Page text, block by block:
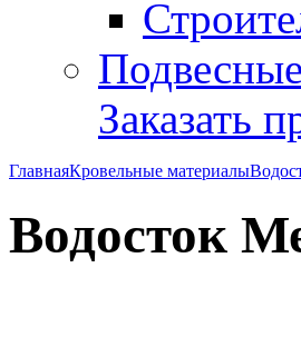
Заказать
ГлавнаяКровельные материалы
Водосток